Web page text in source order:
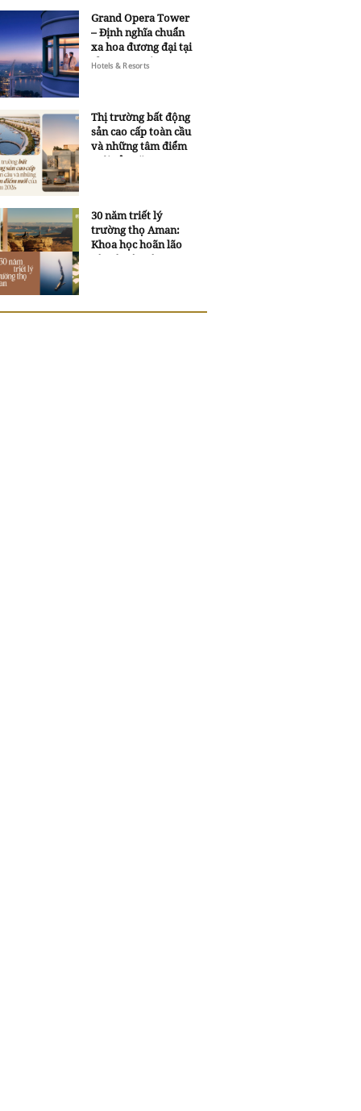
Grand Opera Tower
– Định nghĩa chuẩn
xa hoa đương đại tại
Sheraton Saigon
Hotels & Resorts
Thị trường bất động
sản cao cấp toàn cầu
và những tâm điểm
mới của năm 2026
30 năm triết lý
trường thọ Aman:
Khoa học hoãn lão
và trí tuệ ngàn xưa